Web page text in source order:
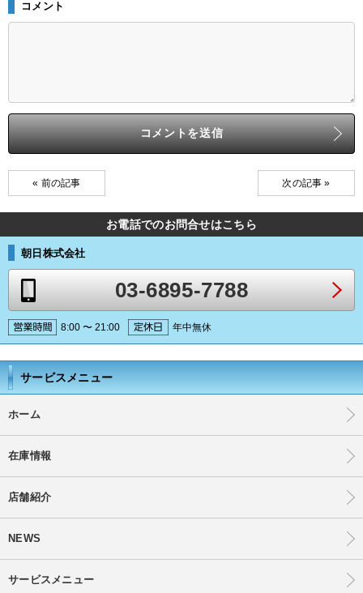
コメント
« 前の記事 次の記事 »
お電話でのお問合せはこちら
朝日株式会社
03-6895-7788
8:00 〜 21:00 年中無休
サービスメニュー
ホーム
在庫情報
店舗紹介
NEWS
サービスメニュー